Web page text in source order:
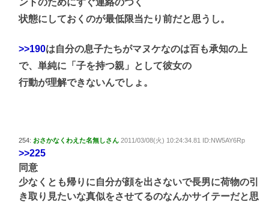
状態にしておくのが最低限当たり前だと思うし。
>>190は自分の息子たちがマヌケなのは百も承知の上
で、単純に「子を持つ親」として彼女の
行動が理解できないんでしょ。
254: おさかなくわえた名無しさん 2011/03/08(火) 10:24:34.81 ID:NW5AY6Rp
>>225
同意
少なくとも帰りに自分が顔を出さないで長男に荷物の引
き取り見たいな真似をさせてるのなんかサイテーだと思